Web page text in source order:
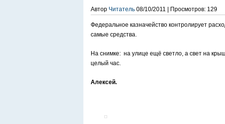
Автор Читатель 08/10/2011 | Просмотров: 129
Федеральное казначейство контролирует
самые средства.
На снимке: на улице ещё светло, а свет на
целый час.
Алексей.